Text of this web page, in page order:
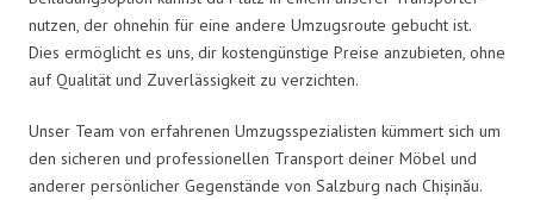
nutzen, der ohnehin für eine andere Umzugsroute gebucht ist.
Dies ermöglicht es uns, dir kostengünstige Preise anzubieten, ohne
auf Qualität und Zuverlässigkeit zu verzichten.
Unser Team von erfahrenen Umzugsspezialisten kümmert sich um
den sicheren und professionellen Transport deiner Möbel und
anderer persönlicher Gegenstände von Salzburg nach Chișinău.